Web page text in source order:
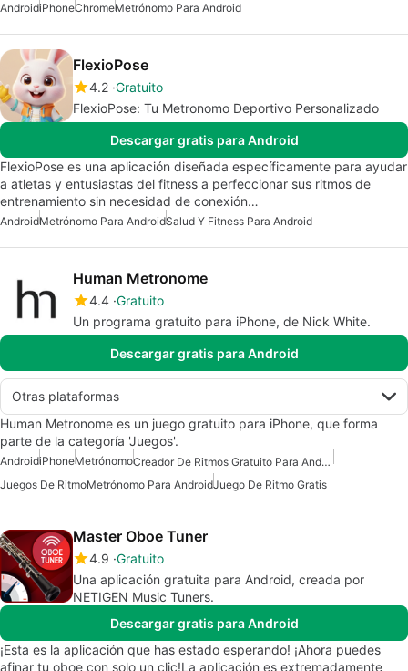
AndroidiPhoneChromeMetrónomo Para Android
FlexioPose
4.2 Gratuito
FlexioPose: Tu Metronomo Deportivo Personalizado
Descargar gratis para Android
FlexioPose es una aplicación diseñada específicamente para ayudar
a atletas y entusiastas del fitness a perfeccionar sus ritmos de
entrenamiento sin necesidad de conexión…
AndroidMetrónomo Para AndroidSalud Y Fitness Para Android
Human Metronome
4.4 Gratuito
Un programa gratuito para iPhone, de Nick White.
Descargar gratis para Android
Otras plataformas
Human Metronome es un juego gratuito para iPhone, que forma
parte de la categoría 'Juegos'.
AndroidiPhoneMetrónomo
Creador De Ritmos Gratuito Para Android
Juegos De RitmoMetrónomo Para AndroidJuego De Ritmo Gratis
Master Oboe Tuner
4.9 Gratuito
Una aplicación gratuita para Android, creada por
NETIGEN Music Tuners.
Descargar gratis para Android
¡Esta es la aplicación que has estado esperando! ¡Ahora puedes
afinar tu oboe con solo un clic!La aplicación es extremadamente